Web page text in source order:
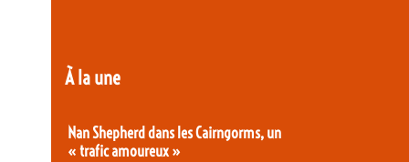
À la une
Nan Shepherd dans les Cairngorms, un
« trafic amoureux »